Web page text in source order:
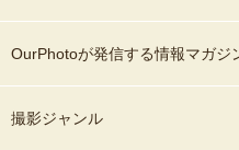
OurPhotoが発信する情報マガジ
撮影ジャンル